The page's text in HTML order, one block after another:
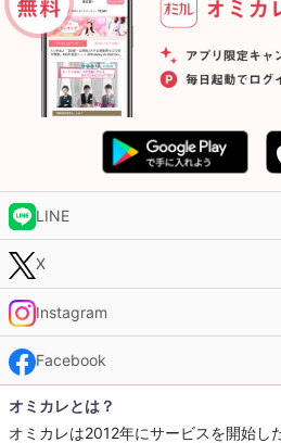
LINE
X
Instagram
Facebook
オミカレとは？
オミカレは2012年にサービスを開始し